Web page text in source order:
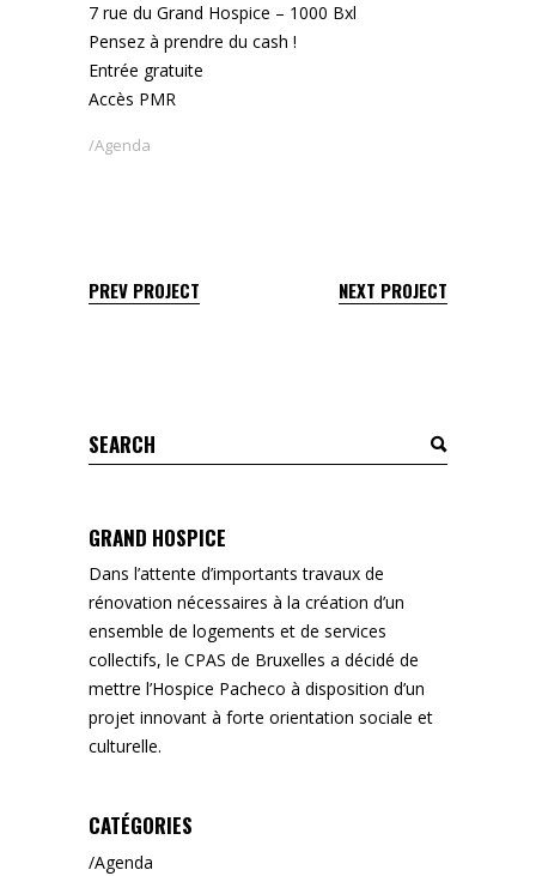
7 rue du Grand Hospice – 1000 Bxl
Pensez à prendre du cash !
Entrée gratuite
Accès PMR
Agenda
PREV PROJECT NEXT PROJECT
Search
for:
GRAND HOSPICE
Dans l’attente d’importants travaux de
rénovation nécessaires à la création d’un
ensemble de logements et de services
collectifs, le CPAS de Bruxelles a décidé de
mettre l’Hospice Pacheco à disposition d’un
projet innovant à forte orientation sociale et
culturelle.
CATÉGORIES
Agenda